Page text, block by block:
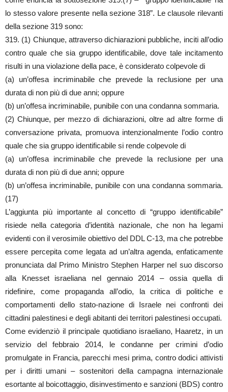
lo stesso valore presente nella sezione 318”. Le clausole rilevanti
della sezione 319 sono:
319. (1) Chiunque, attraverso dichiarazioni pubbliche, inciti all’odio
contro quale che sia gruppo identificabile, dove tale incitamento
risulti in una violazione della pace, è considerato colpevole di
(a) un’offesa incriminabile che prevede la reclusione per una
durata di non più di due anni; oppure
(b) un’offesa incriminabile, punibile con una condanna sommaria.
(2) Chiunque, per mezzo di dichiarazioni, oltre ad altre forme di
conversazione privata, promuova intenzionalmente l’odio contro
quale che sia gruppo identificabile si rende colpevole di
(a) un’offesa incriminabile che prevede la reclusione per una
durata di non più di due anni; oppure
(b) un’offesa incriminabile, punibile con una condanna sommaria.
(17)
L’aggiunta più importante al concetto di “gruppo identificabile”
risiede nella categoria d’identità nazionale, che non ha legami
evidenti con il verosimile obiettivo del DDL C-13, ma che potrebbe
essere percepita come legata ad un’altra agenda, enfaticamente
pronunciata dal Primo Ministro Stephen Harper nel suo discorso
alla Knesset israeliana nel gennaio 2014 – ossia quella di
ridefinire, come propaganda all’odio, la critica di politiche e
comportamenti dello stato-nazione di Israele nei confronti dei
cittadini palestinesi e degli abitanti dei territori palestinesi occupati.
Come evidenziò il principale quotidiano israeliano, Haaretz, in un
servizio del febbraio 2014, le condanne per crimini d’odio
promulgate in Francia, parecchi mesi prima, contro dodici attivisti
per i diritti umani – sostenitori della campagna internazionale
esortante al boicottaggio, disinvestimento e sanzioni (BDS) contro